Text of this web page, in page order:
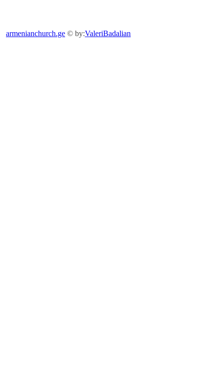
armenianchurch.ge © by:ValeriBadalian